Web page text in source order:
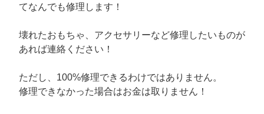
てなんでも修理します！
壊れたおもちゃ、アクセサリーなど修理したいものが
あれば連絡ください！
ただし、100%修理できるわけではありません。
修理できなかった場合はお金は取りません！